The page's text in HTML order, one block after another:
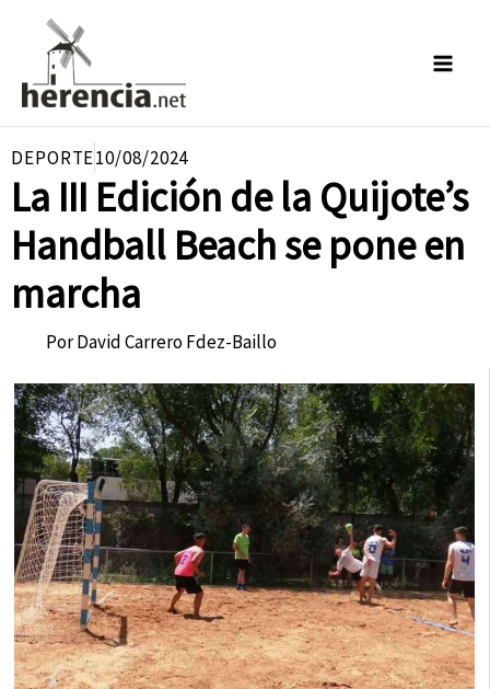
contenido
DEPORTE10/08/2024
La III Edición de la Quijote’s
Handball Beach se pone en
marcha
PorDavid Carrero Fdez-Baillo